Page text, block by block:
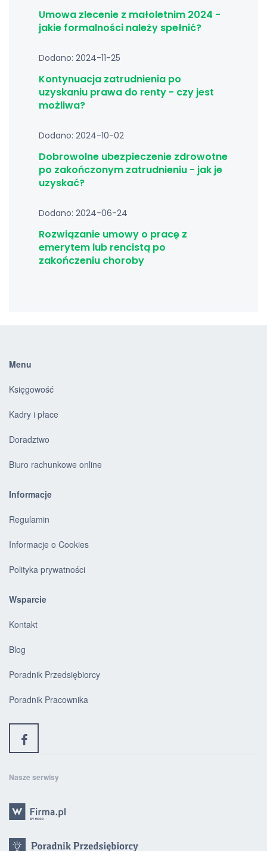
Umowa zlecenie z małoletnim 2024 -
jakie formalności należy spełnić?
Dodano: 2024-11-25
Kontynuacja zatrudnienia po
uzyskaniu prawa do renty - czy jest
możliwa?
Dodano: 2024-10-02
Dobrowolne ubezpieczenie zdrowotne
po zakończonym zatrudnieniu - jak je
uzyskać?
Dodano: 2024-06-24
Rozwiązanie umowy o pracę z
emerytem lub rencistą po
zakończeniu choroby
Menu
Księgowość
Kadry i płace
Doradztwo
Biuro rachunkowe online
Informacje
Regulamin
Informacje o Cookies
Polityka prywatności
Wsparcie
Kontakt
Blog
Poradnik Przedsiębiorcy
Poradnik Pracownika
Nasze serwisy